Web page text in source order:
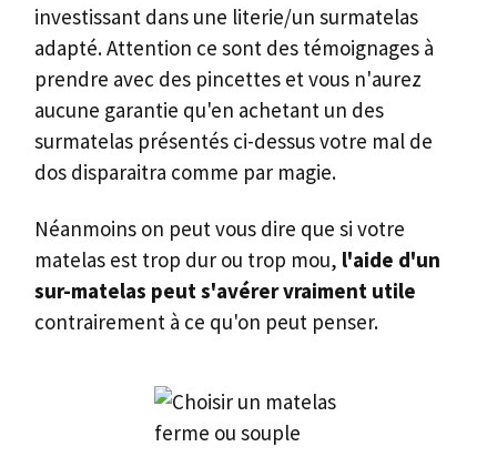
investissant dans une literie/un surmatelas
adapté. Attention ce sont des témoignages à
prendre avec des pincettes et vous n'aurez
aucune garantie qu'en achetant un des
surmatelas présentés ci-dessus votre mal de
dos disparaitra comme par magie.
Néanmoins on peut vous dire que si votre
matelas est trop dur ou trop mou, l'aide d'un
sur-matelas peut s'avérer vraiment utile
contrairement à ce qu'on peut penser.